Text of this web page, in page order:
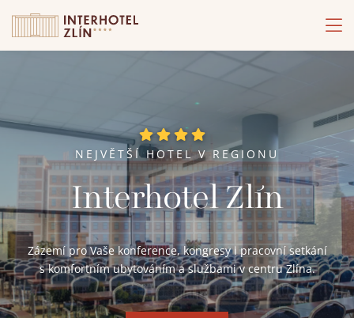
NEJVĚTŠÍ HOTEL V REGIONU
Interhotel Zlín
Zázemí pro Vaše konference, kongresy i pracovní setkání
s komfortním ubytováním a službami v centru Zlína.